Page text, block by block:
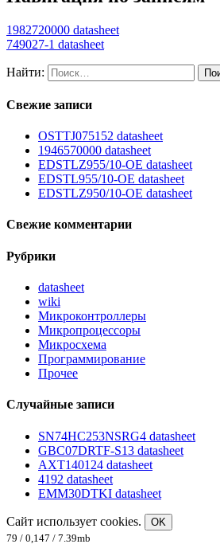
1982720000 datasheet
749027-1 datasheet
Найти:
Свежие записи
OSTTJ075152 datasheet
1946570000 datasheet
EDSTLZ955/10-OE datasheet
EDSTL955/10-OE datasheet
EDSTLZ950/10-OE datasheet
Свежие комментарии
Рубрики
datasheet
wiki
Микроконтроллеры
Микропроцессоры
Микросхема
Программирование
Прочее
Случайные записи
SN74HC253NSRG4 datasheet
GBC07DRTF-S13 datasheet
AXT140124 datasheet
4192 datasheet
EMM30DTKI datasheet
Сайт использует cookies.
OK
79 / 0,147 / 7.39mb